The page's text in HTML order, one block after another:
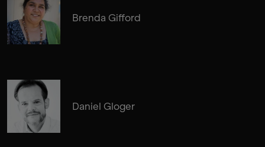
Brenda Gifford
Daniel Gloger